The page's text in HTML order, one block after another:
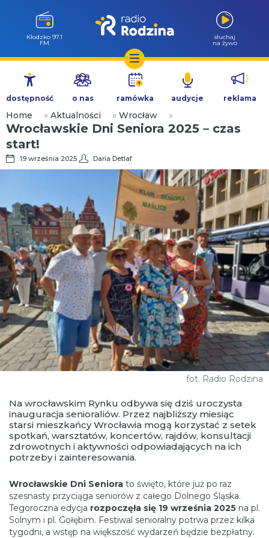
Przejdź
treści
Wołów 99.6
FM
słuchaj
na żywo
dostępność o nas ramówka audycje reklama
Home » Aktualności » Wrocław »
Wrocławskie Dni Seniora 2025 – czas
start!
19 września 2025 Daria Detlaf
fot. Radio Rodzina
Na wrocławskim Rynku odbywa się dziś uroczysta
inauguracja senioraliów. Przez najbliższy miesiąc
starsi mieszkańcy Wrocławia mogą korzystać z setek
spotkań, warsztatów, koncertów, rajdów, konsultacji
zdrowotnych i aktywności odpowiadających na ich
potrzeby i zainteresowania.
Wrocławskie Dni Seniora to święto, które już po raz
szesnasty przyciąga seniorów z całego Dolnego Śląska.
Tegoroczna edycja rozpoczęła się 19 września 2025 na pl.
Solnym i pl. Gołębim. Festiwal senioralny potrwa przez kilka
tygodni, a wstęp na większość wydarzeń będzie bezpłatny.